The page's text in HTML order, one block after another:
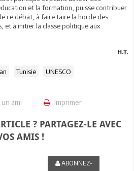
et la formation, puisse contribuer
ce débat, à faire taire la horde des
et à initier la classe politique aux
H.T.
Tunisie UNESCO
ami Imprimer
? PARTAGEZ-LE AVEC
AMIS !
ABONNEZ-